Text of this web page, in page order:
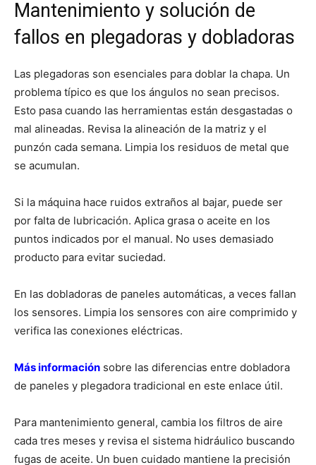
Mantenimiento y solución de
fallos en plegadoras y dobladoras
Las plegadoras son esenciales para doblar la chapa. Un
problema típico es que los ángulos no sean precisos.
Esto pasa cuando las herramientas están desgastadas o
mal alineadas. Revisa la alineación de la matriz y el
punzón cada semana. Limpia los residuos de metal que
se acumulan.
Si la máquina hace ruidos extraños al bajar, puede ser
por falta de lubricación. Aplica grasa o aceite en los
puntos indicados por el manual. No uses demasiado
producto para evitar suciedad.
En las dobladoras de paneles automáticas, a veces fallan
los sensores. Limpia los sensores con aire comprimido y
verifica las conexiones eléctricas.
Más información sobre las diferencias entre dobladora
de paneles y plegadora tradicional en este enlace útil.
Para mantenimiento general, cambia los filtros de aire
cada tres meses y revisa el sistema hidráulico buscando
fugas de aceite. Un buen cuidado mantiene la precisión